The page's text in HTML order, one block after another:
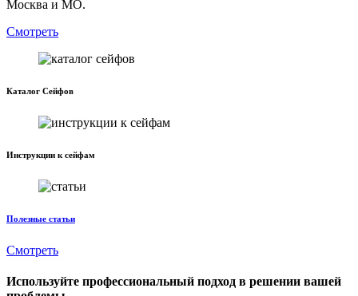
Москва и МО.
Смотреть
Каталог Сейфов
Инструкции к сейфам
Полезные статьи
Смотреть
Используйте профессиональный подход в решении вашей